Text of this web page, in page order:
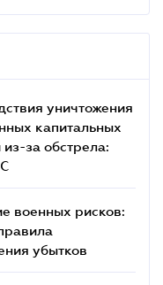
уничтожения
капитальных
из-за обстрела:
военных рисков:
убытков